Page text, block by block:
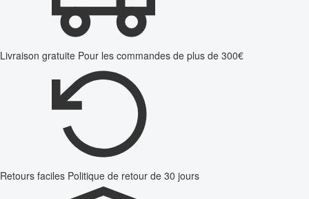
Livraison gratuite Pour les commandes de plus de 300€
Retours faciles Politique de retour de 30 jours